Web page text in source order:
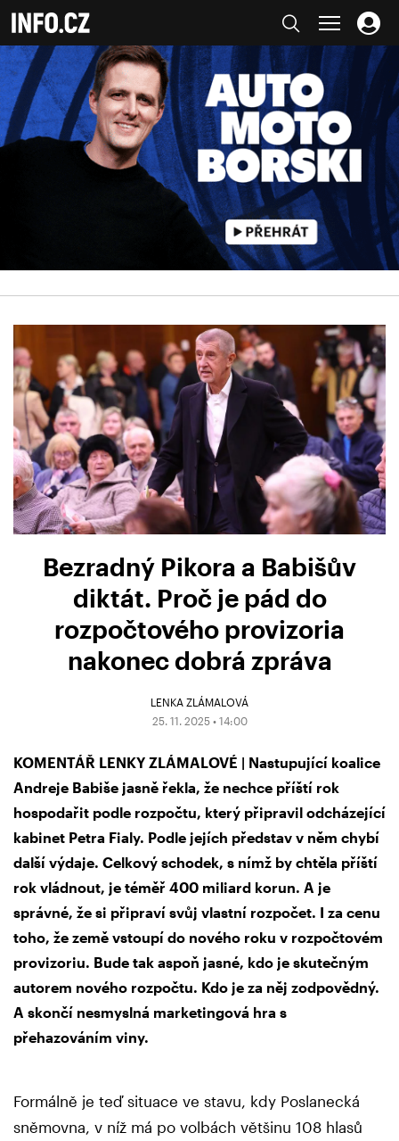
Bezradný Pikora a Babišův
diktát. Proč je pád do
rozpočtového provizoria
nakonec dobrá zpráva
LENKA ZLÁMALOVÁ
25. 11. 2025 • 14:00
KOMENTÁŘ LENKY ZLÁMALOVÉ | Nastupující koalice
Andreje Babiše jasně řekla, že nechce příští rok
hospodařit podle rozpočtu, který připravil odcházející
kabinet Petra Fialy. Podle jejích představ v něm chybí
další výdaje. Celkový schodek, s nímž by chtěla příští
rok vládnout, je téměř 400 miliard korun. A je
správné, že si připraví svůj vlastní rozpočet. I za cenu
toho, že země vstoupí do nového roku v rozpočtovém
provizoriu. Bude tak aspoň jasné, kdo je skutečným
autorem nového rozpočtu. Kdo je za něj zodpovědný.
A skončí nesmyslná marketingová hra s
přehazováním viny.
Formálně je teď situace ve stavu, kdy Poslanecká
sněmovna, v níž má po volbách většinu 108 hlasů